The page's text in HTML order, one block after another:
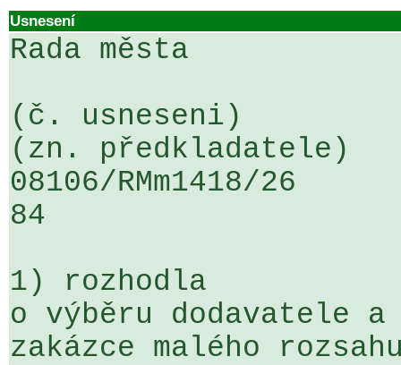
Usnesení
Rada města
(č. usneseni)
(zn. předkladatele)
08106/RMm1418/
84
1) rozhodla
o výběru dodavatele
zakázce malého